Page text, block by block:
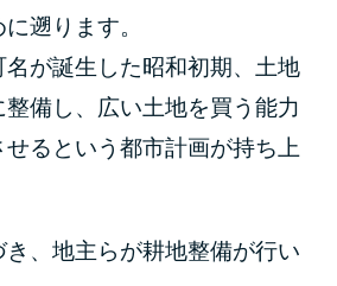
遡ります。
が誕生した昭和初期、土地
備し、広い土地を買う能力
るという都市計画が持ち上
、地主らが耕地整備が行い